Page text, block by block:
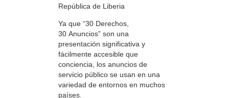
República de Liberia
Ya que “30 Derechos,
30 Anuncios” son una
presentación significativa y
fácilmente accesible que
conciencia, los anuncios de
servicio público se usan en una
variedad de entornos en muchos
países.